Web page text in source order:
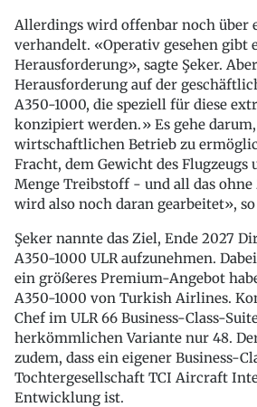
Allerdings wird offenbar noch über
verhandelt. «Operativ gesehen gibt
Herausforderung», sagte Şeker.
Herausforderung auf der
A350-1000, die speziell für diese
konzipiert werden.» Es gehe
wirtschaftlichen Betrieb zu
Fracht, dem Gewicht des
Menge Treibstoff - und all das ohne
wird also noch daran gearbeitet»,
Şeker nannte das Ziel, Ende 2027
A350-1000 ULR aufzunehmen.
ein größeres Premium-Angebot
A350-1000 von Turkish Airlines.
Chef im ULR 66 Business-Class-
herkömmlichen Variante nur 48.
zudem, dass ein eigener Business-
Tochtergesellschaft TCI Aircraft
Entwicklung ist.